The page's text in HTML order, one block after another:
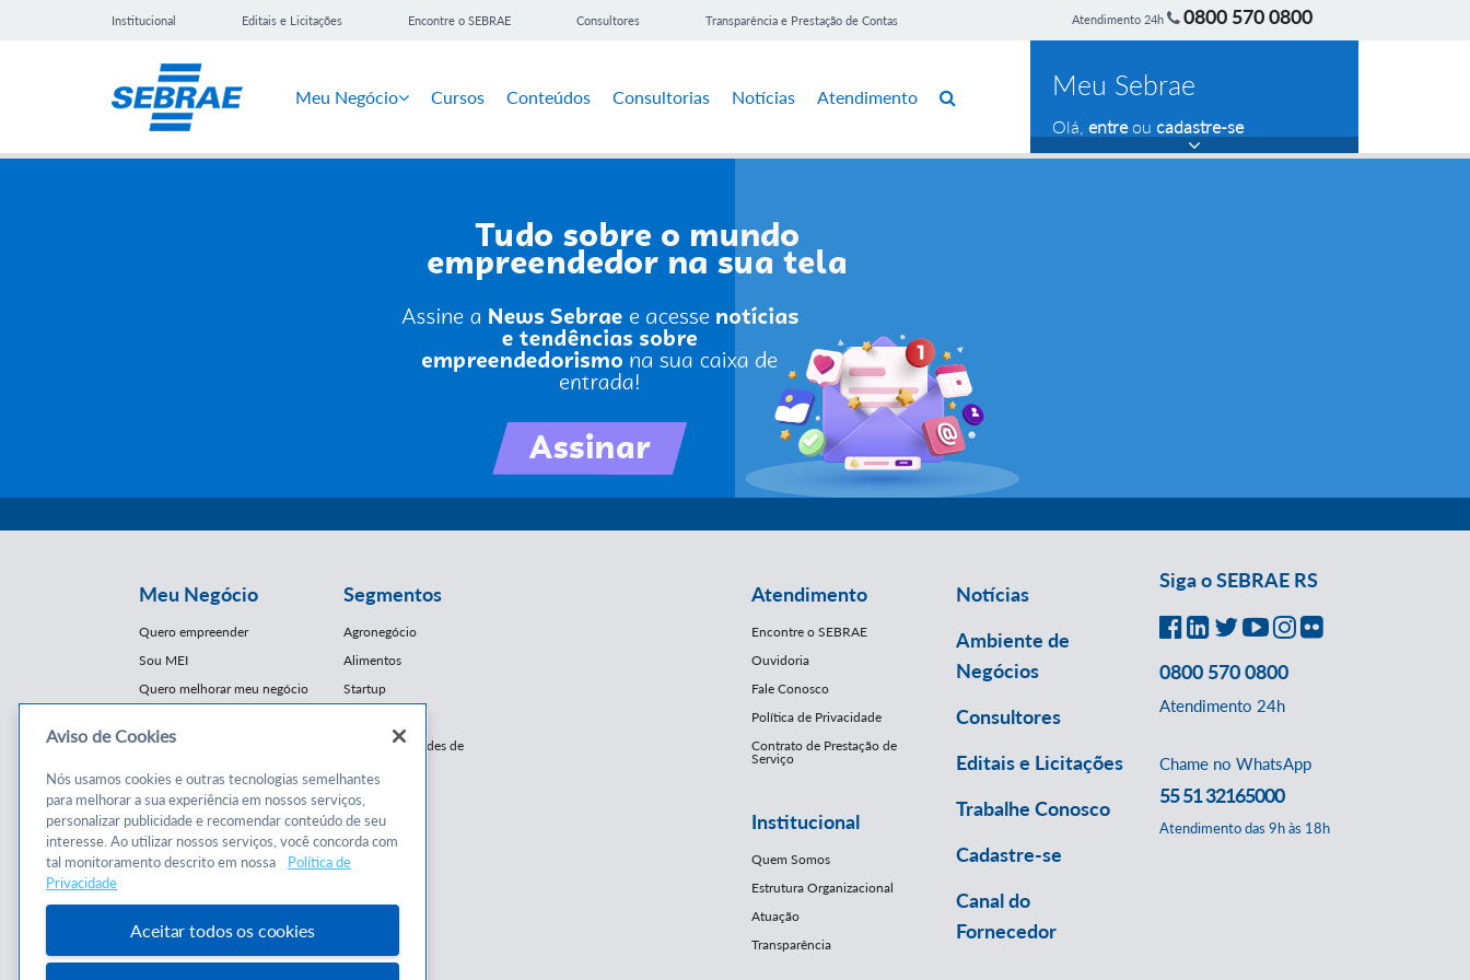
Institucional Editais e Licitações Encontre o SEBRAE Consultores Transparência e Prestação de Contas Atendimento 24h 0800 570 0800
Meu Negócio Cursos Conteúdos Consultorias Notícias Atendimento Meu Sebrae
Olá, entreou cadastre-se
Meu Negócio
Quero empreender
Sou MEI
Quero melhorar meu negócio
Cursos e
Conteúdos
Cursos
Consultorias
Programas
Segmentos
Agronegócio
Alimentos
Startup
Franquias / Redes de
Moda
Moveleiro
Saúde
Turismo
Mercopar
Atendimento
Encontre o SEBRAE
Ouvidoria
Fale Conosco
Política de Privacidade
Contrato de Prestação de
Serviço
Institucional
Quem Somos
Estrutura Organizacional
Atuação
Transparência
Notícias
Ambiente de
Negócios
Consultores
Editais e Licitações
Trabalhe Conosco
Cadastre-se
Canal do
Fornecedor
Siga o SEBRAE RS
0800 570 0800
Atendimento 24h
Chame no WhatsApp
55 51 32165000
Atendimento das 9h às 18h
Aviso de Cookies
Nós usamos cookies e outras tecnologias semelhantes
para melhorar a sua experiência em nossos serviços,
personalizar publicidade e recomendar conteúdo de seu
interesse. Ao utilizar nossos serviços, você concorda com
tal monitoramento descrito em nossa
Política de
Privacidade
Aceitar todos os cookies